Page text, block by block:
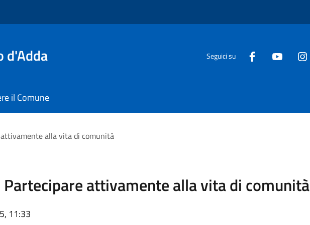
d'Adda Seguici su
il Comune
alla vita di comunità
attivamente alla vita di comunità
11:33